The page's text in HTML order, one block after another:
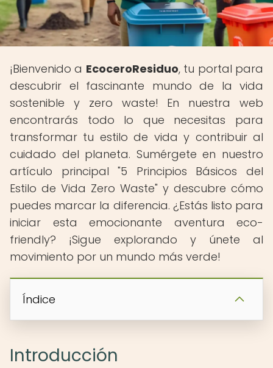
¡Bienvenido a EcoceroResiduo, tu portal para
descubrir el fascinante mundo de la vida
sostenible y zero waste! En nuestra web
encontrarás todo lo que necesitas para
transformar tu estilo de vida y contribuir al
cuidado del planeta. Sumérgete en nuestro
artículo principal "5 Principios Básicos del
Estilo de Vida Zero Waste" y descubre cómo
puedes marcar la diferencia. ¿Estás listo para
iniciar esta emocionante aventura eco-
friendly? ¡Sigue explorando y únete al
movimiento por un mundo más verde!
Índice
Introducción